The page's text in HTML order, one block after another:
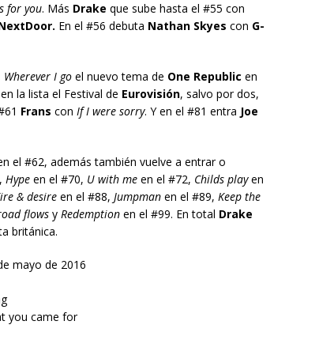
for you. Más Drake que sube hasta el #55 con
En el #56 debuta Nathan Skyes con G-
Wherever I goel nuevo tema de One Republic en
la lista el Festival de Eurovisión, salvo por dos,
Frans con If I were sorry. Y en el #81 entra Joe
el #62, además también vuelve a entrar o
Hypeen el #70, U with meen el #72, Childs playen
& desireen el #88, Jumpmanen el #89, Keep the
flowsy Redemptionen el #99. En total Drake
británica.
mayo de 2016
you came for